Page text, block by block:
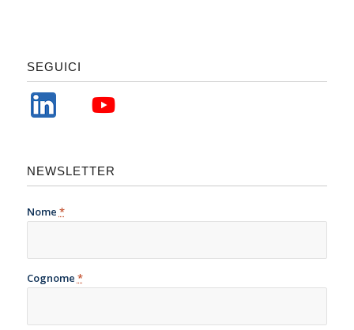
SEGUICI
NEWSLETTER
Nome *
Cognome *